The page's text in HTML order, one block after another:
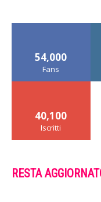
54,000
Fans
40,100
Iscritti
RESTA